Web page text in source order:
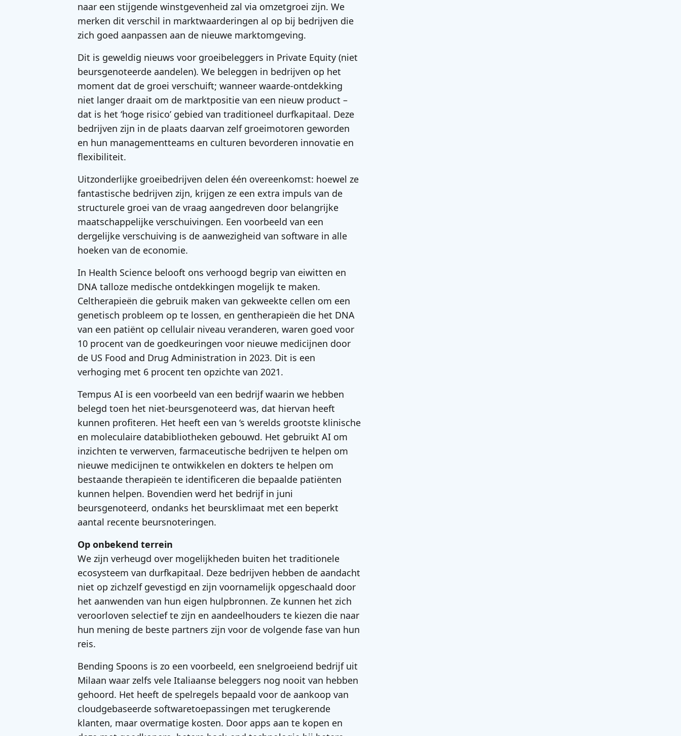
naar een stijgende winstgevenheid zal via omzetgroei zijn. We
merken dit verschil in marktwaarderingen al op bij bedrijven die
zich goed aanpassen aan de nieuwe marktomgeving.
Dit is geweldig nieuws voor groeibeleggers in Private Equity (niet
beursgenoteerde aandelen). We beleggen in bedrijven op het
moment dat de groei verschuift; wanneer waarde-ontdekking
niet langer draait om de marktpositie van een nieuw product –
dat is het ‘hoge risico’ gebied van traditioneel durfkapitaal. Deze
bedrijven zijn in de plaats daarvan zelf groeimotoren geworden
en hun managementteams en culturen bevorderen innovatie en
flexibiliteit.
Uitzonderlijke groeibedrijven delen één overeenkomst: hoewel ze
fantastische bedrijven zijn, krijgen ze een extra impuls van de
structurele groei van de vraag aangedreven door belangrijke
maatschappelijke verschuivingen. Een voorbeeld van een
dergelijke verschuiving is de aanwezigheid van software in alle
hoeken van de economie.
In Health Science belooft ons verhoogd begrip van eiwitten en
DNA talloze medische ontdekkingen mogelijk te maken.
Celtherapieën die gebruik maken van gekweekte cellen om een
genetisch probleem op te lossen, en gentherapieën die het DNA
van een patiënt op cellulair niveau veranderen, waren goed voor
10 procent van de goedkeuringen voor nieuwe medicijnen door
de US Food and Drug Administration in 2023. Dit is een
verhoging met 6 procent ten opzichte van 2021.
Tempus AI is een voorbeeld van een bedrijf waarin we hebben
belegd toen het niet-beursgenoteerd was, dat hiervan heeft
kunnen profiteren. Het heeft een van ‘s werelds grootste klinische
en moleculaire databibliotheken gebouwd. Het gebruikt AI om
inzichten te verwerven, farmaceutische bedrijven te helpen om
nieuwe medicijnen te ontwikkelen en dokters te helpen om
bestaande therapieën te identificeren die bepaalde patiënten
kunnen helpen. Bovendien werd het bedrijf in juni
beursgenoteerd, ondanks het beursklimaat met een beperkt
aantal recente beursnoteringen.
Op onbekend terrein
We zijn verheugd over mogelijkheden buiten het traditionele
ecosysteem van durfkapitaal. Deze bedrijven hebben de aandacht
niet op zichzelf gevestigd en zijn voornamelijk opgeschaald door
het aanwenden van hun eigen hulpbronnen. Ze kunnen het zich
veroorloven selectief te zijn en aandeelhouders te kiezen die naar
hun mening de beste partners zijn voor de volgende fase van hun
reis.
Bending Spoons is zo een voorbeeld, een snelgroeiend bedrijf uit
Milaan waar zelfs vele Italiaanse beleggers nog nooit van hebben
gehoord. Het heeft de spelregels bepaald voor de aankoop van
cloudgebaseerde softwaretoepassingen met terugkerende
klanten, maar overmatige kosten. Door apps aan te kopen en